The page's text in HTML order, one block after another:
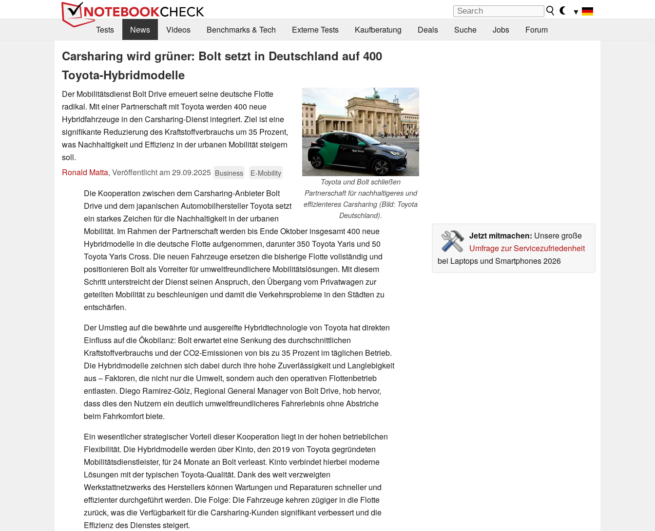
▼
Tests
News Videos Benchmarks & Tech Externe Tests Kaufberatung Deals Suche Jobs Forum
Carsharing wird grüner: Bolt setzt in Deutschland auf 400
Toyota-Hybridmodelle
Toyota und Bolt schließen
Partnerschaft für nachhaltigeres und
effizienteres Carsharing (Bild: Toyota
Deutschland).
Der Mobilitätsdienst Bolt Drive erneuert seine deutsche Flotte
radikal. Mit einer Partnerschaft mit Toyota werden 400 neue
Hybridfahrzeuge in den Carsharing-Dienst integriert. Ziel ist eine
signifikante Reduzierung des Kraftstoffverbrauchs um 35 Prozent,
was Nachhaltigkeit und Effizienz in der urbanen Mobilität steigern
soll.
Ronald Matta, Veröffentlicht am29.09.2025 Business E-Mobility
Jetzt mitmachen: Unsere große
Umfrage zur Servicezufriedenheit
bei Laptops und Smartphones 2026
Die Kooperation zwischen dem Carsharing-Anbieter Bolt
Drive und dem japanischen Automobilhersteller Toyota setzt
ein starkes Zeichen für die Nachhaltigkeit in der urbanen
Mobilität. Im Rahmen der Partnerschaft werden bis Ende Oktober insgesamt 400 neue
Hybridmodelle in die deutsche Flotte aufgenommen, darunter 350 Toyota Yaris und 50
Toyota Yaris Cross. Die neuen Fahrzeuge ersetzen die bisherige Flotte vollständig und
positionieren Bolt als Vorreiter für umweltfreundlichere Mobilitätslösungen. Mit diesem
Schritt unterstreicht der Dienst seinen Anspruch, den Übergang vom Privatwagen zur
geteilten Mobilität zu beschleunigen und damit die Verkehrsprobleme in den Städten zu
entschärfen.
Der Umstieg auf die bewährte und ausgereifte Hybridtechnologie von Toyota hat direkten
Einfluss auf die Ökobilanz: Bolt erwartet eine Senkung des durchschnittlichen
Kraftstoffverbrauchs und der CO2-Emissionen von bis zu 35 Prozent im täglichen Betrieb.
Die Hybridmodelle zeichnen sich dabei durch ihre hohe Zuverlässigkeit und Langlebigkeit
aus – Faktoren, die nicht nur die Umwelt, sondern auch den operativen Flottenbetrieb
entlasten. Diego Ramirez-Gölz, Regional General Manager von Bolt Drive, hob hervor,
dass dies den Nutzern ein deutlich umweltfreundlicheres Fahrerlebnis ohne Abstriche
beim Fahrkomfort biete.
Ein wesentlicher strategischer Vorteil dieser Kooperation liegt in der hohen betrieblichen
Flexibilität. Die Hybridmodelle werden über Kinto, den 2019 von Toyota gegründeten
Mobilitätsdienstleister, für 24 Monate an Bolt verleast. Kinto verbindet hierbei moderne
Lösungen mit der typischen Toyota-Qualität. Dank des weit verzweigten
Werkstattnetzwerks des Herstellers können Wartungen und Reparaturen schneller und
effizienter durchgeführt werden. Die Folge: Die Fahrzeuge kehren zügiger in die Flotte
zurück, was die Verfügbarkeit für die Carsharing-Kunden signifikant verbessert und die
Effizienz des Dienstes steigert.